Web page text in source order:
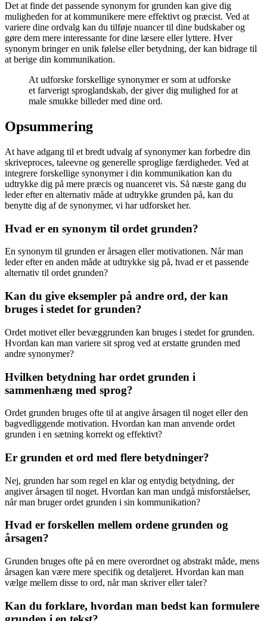
Det at finde det passende synonym for grunden kan give dig
muligheden for at kommunikere mere effektivt og præcist. Ved at
variere dine ordvalg kan du tilføje nuancer til dine budskaber og
gøre dem mere interessante for dine læsere eller lyttere. Hver
synonym bringer en unik følelse eller betydning, der kan bidrage til
at berige din kommunikation.
At udforske forskellige synonymer er som at udforske
et farverigt sproglandskab, der giver dig mulighed for at
male smukke billeder med dine ord.
Opsummering
At have adgang til et bredt udvalg af synonymer kan forbedre din
skriveproces, taleevne og generelle sproglige færdigheder. Ved at
integrere forskellige synonymer i din kommunikation kan du
udtrykke dig på mere præcis og nuanceret vis. Så næste gang du
leder efter en alternativ måde at udtrykke grunden på, kan du
benytte dig af de synonymer, vi har udforsket her.
Hvad er en synonym til ordet grunden?
En synonym til grunden er årsagen eller motivationen. Når man
leder efter en anden måde at udtrykke sig på, hvad er et passende
alternativ til ordet grunden?
Kan du give eksempler på andre ord, der kan
bruges i stedet for grunden?
Ordet motivet eller bevæggrunden kan bruges i stedet for grunden.
Hvordan kan man variere sit sprog ved at erstatte grunden med
andre synonymer?
Hvilken betydning har ordet grunden i
sammenhæng med sprog?
Ordet grunden bruges ofte til at angive årsagen til noget eller den
bagvedliggende motivation. Hvordan kan man anvende ordet
grunden i en sætning korrekt og effektivt?
Er grunden et ord med flere betydninger?
Nej, grunden har som regel en klar og entydig betydning, der
angiver årsagen til noget. Hvordan kan man undgå misforståelser,
når man bruger ordet grunden i sin kommunikation?
Hvad er forskellen mellem ordene grunden og
årsagen?
Grunden bruges ofte på en mere overordnet og abstrakt måde, mens
årsagen kan være mere specifik og detaljeret. Hvordan kan man
vælge mellem disse to ord, når man skriver eller taler?
Kan du forklare, hvordan man bedst kan formulere